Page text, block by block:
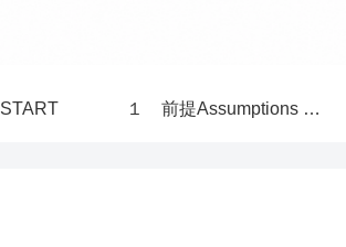
START １ 前提Assumptions 構造Structure 世界 World